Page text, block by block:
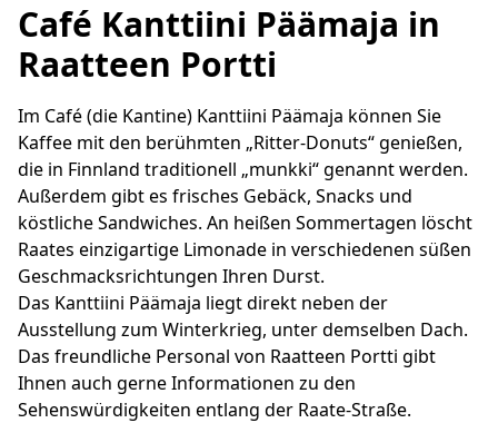
Café Kanttiini Päämaja in
Raatteen Portti
Im Café (die Kantine) Kanttiini Päämaja können Sie
Kaffee mit den berühmten „Ritter-Donuts“ genießen,
die in Finnland traditionell „munkki“ genannt werden.
Außerdem gibt es frisches Gebäck, Snacks und
köstliche Sandwiches. An heißen Sommertagen löscht
Raates einzigartige Limonade in verschiedenen süßen
Geschmacksrichtungen Ihren Durst.
Das Kanttiini Päämaja liegt direkt neben der
Ausstellung zum Winterkrieg, unter demselben Dach.
Das freundliche Personal von Raatteen Portti gibt
Ihnen auch gerne Informationen zu den
Sehenswürdigkeiten entlang der Raate-Straße.